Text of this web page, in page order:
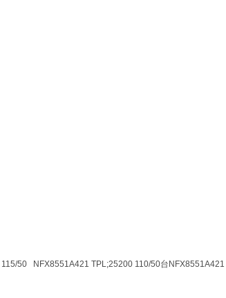
50 NFX8551A421 TPL;25200 110/50台